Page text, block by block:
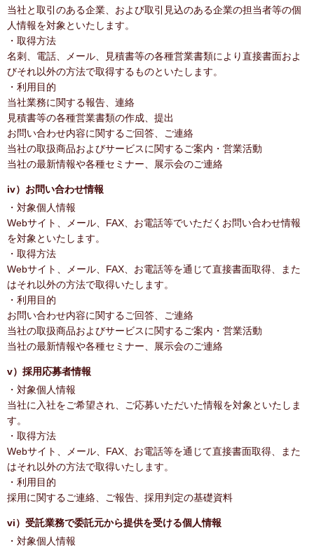
当社と取引のある企業、および取引見込のある企業の担当者等の個
人情報を対象といたします。
・取得方法
名刺、電話、メール、見積書等の各種営業書類により直接書面およ
びそれ以外の方法で取得するものといたします。
・利用目的
当社業務に関する報告、連絡
見積書等の各種営業書類の作成、提出
お問い合わせ内容に関するご回答、ご連絡
当社の取扱商品およびサービスに関するご案内・営業活動
当社の最新情報や各種セミナー、展示会のご連絡
iv）お問い合わせ情報
・対象個人情報
Webサイト、メール、FAX、お電話等でいただくお問い合わせ情報
を対象といたします。
・取得方法
Webサイト、メール、FAX、お電話等を通じて直接書面取得、また
はそれ以外の方法で取得いたします。
・利用目的
お問い合わせ内容に関するご回答、ご連絡
当社の取扱商品およびサービスに関するご案内・営業活動
当社の最新情報や各種セミナー、展示会のご連絡
v）採用応募者情報
・対象個人情報
当社に入社をご希望され、ご応募いただいた情報を対象といたしま
す。
・取得方法
Webサイト、メール、FAX、お電話等を通じて直接書面取得、また
はそれ以外の方法で取得いたします。
・利用目的
採用に関するご連絡、ご報告、採用判定の基礎資料
vi）受託業務で委託元から提供を受ける個人情報
・対象個人情報